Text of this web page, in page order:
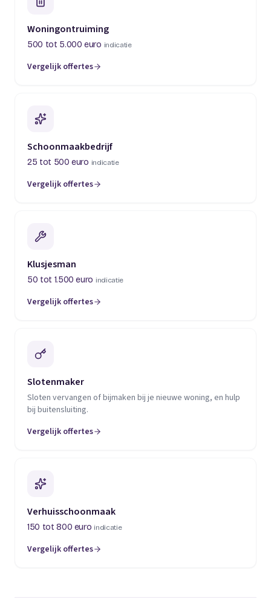
Woningontruiming
500 tot 5.000 euro indicatie
Vergelijk offertes
(opent in een nieuw tabblad)
Schoonmaakbedrijf
25 tot 500 euro indicatie
Vergelijk offertes
(opent in een nieuw tabblad)
Klusjesman
50 tot 1.500 euro indicatie
Vergelijk offertes
(opent in een nieuw tabblad)
Slotenmaker
Sloten vervangen of bijmaken bij je nieuwe woning, en hulp
bij buitensluiting.
Vergelijk offertes
(opent in een nieuw tabblad)
Verhuisschoonmaak
150 tot 800 euro indicatie
Vergelijk offertes
(opent in een nieuw tabblad)